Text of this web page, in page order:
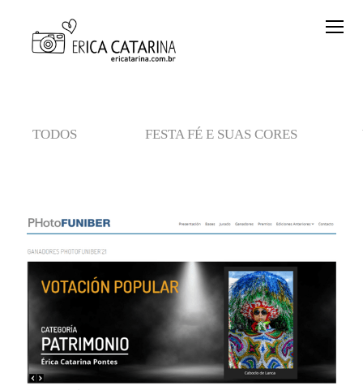
TODOS FESTA FÉ E SUAS CORES